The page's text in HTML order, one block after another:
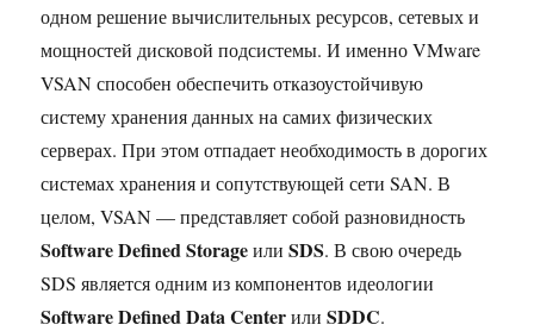
одном решение вычислительных ресурсов, сетевых и
мощностей дисковой подсистемы. И именно VMware
VSAN способен обеспечить отказоустойчивую
систему хранения данных на самих физических
серверах. При этом отпадает необходимость в дорогих
системах хранения и сопутствующей сети SAN. В
целом, VSAN — представляет собой разновидность
Software Defined StorageилиSDS. В свою очередь
SDS является одним из компонентов идеологии
Software Defined Data CenterилиSDDC.